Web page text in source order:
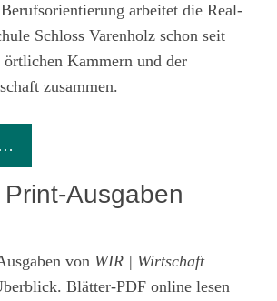
arbeitet die Real-
Schloss Varenholz schon seit
Kammern und der
zusammen.
…
Ausgaben
von WIR | Wirtschaft
Blätter-PDF online lesen